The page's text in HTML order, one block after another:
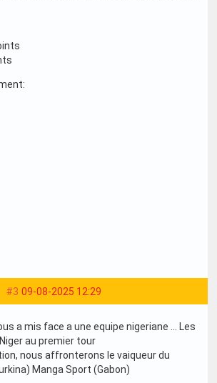
#3 09-08-2025 12:29
a mis face a une equipe nigeriane ... Les
au premier tour
nous affronterons le vaiqueur du
Manga Sport (Gabon)